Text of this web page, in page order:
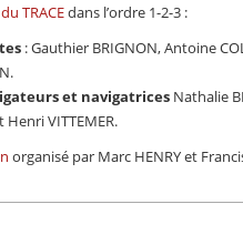
TRACEdans l’ordre 1-2-3 :
: Gauthier BRIGNON, Antoine
et navigatrices Nathalie
Henri VITTEMER.
organisé par Marc HENRY et